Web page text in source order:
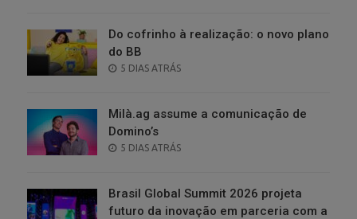
Do cofrinho à realização: o novo plano
do BB
POSTED
5 DIAS ATRÁS
Milà.ag assume a comunicação de
Domino’s
POSTED
5 DIAS ATRÁS
Brasil Global Summit 2026 projeta
futuro da inovação em parceria com a